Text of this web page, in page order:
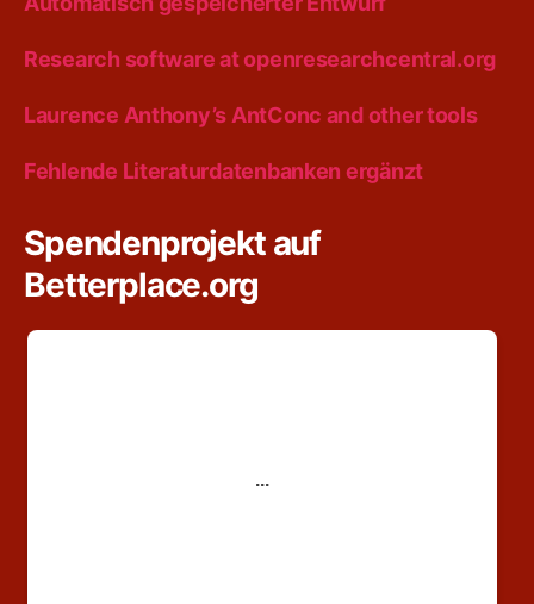
Research software at openresearchcentral.org
Laurence Anthony’s AntConc and other tools
Fehlende Literaturdatenbanken ergänzt
Spendenprojekt auf
Betterplace.org